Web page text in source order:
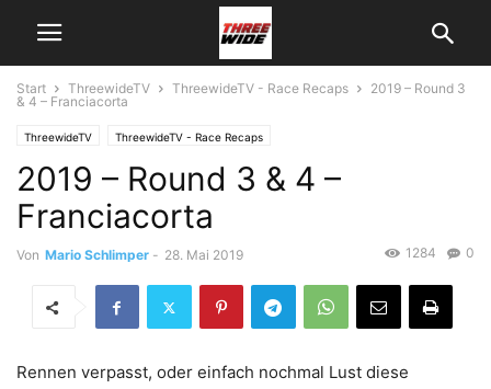
Start ThreewideTV ThreewideTV - Race Recaps
2019 – Round 3
& 4 – Franciacorta
ThreewideTV ThreewideTV - Race Recaps
2019 – Round 3 & 4 –
Franciacorta
Von Mario Schlimper - 28. Mai 2019 0
1284
Rennen verpasst, oder einfach nochmal Lust diese